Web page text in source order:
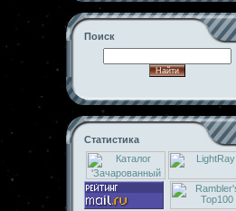
Поиск
Статистика